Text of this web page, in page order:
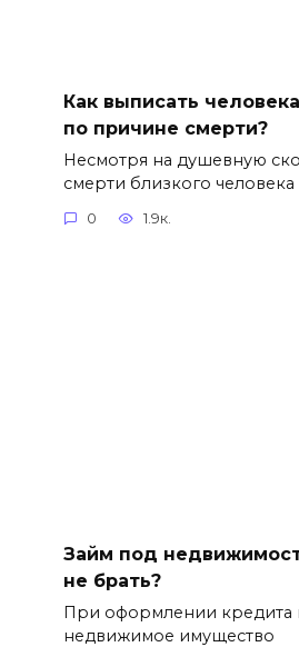
Как выписать
по причине смерти?
Несмотря на душевную
смерти близкого человека
0 1.9к.
Займ под
не брать?
При оформлении кредита
недвижимое имущество